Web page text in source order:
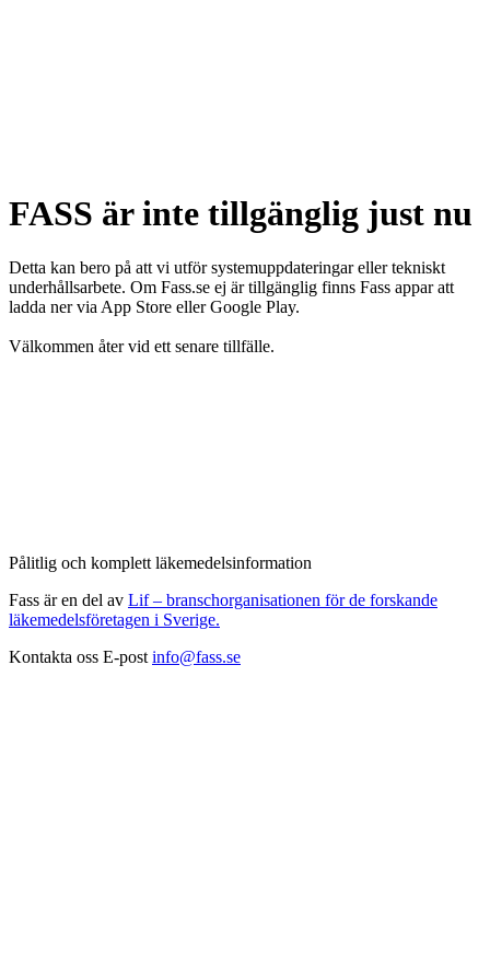
FASS är inte tillgänglig just nu
Detta kan bero på att vi utför systemuppdateringar eller tekniskt
underhållsarbete. Om Fass.se ej är tillgänglig finns Fass appar att
ladda ner via App Store eller Google Play.
Välkommen åter vid ett senare tillfälle.
Pålitlig och komplett läkemedelsinformation
Fass är en del av Lif – branschorganisationen för de forskande
läkemedelsföretagen i Sverige.
Kontakta oss E-post info@fass.se